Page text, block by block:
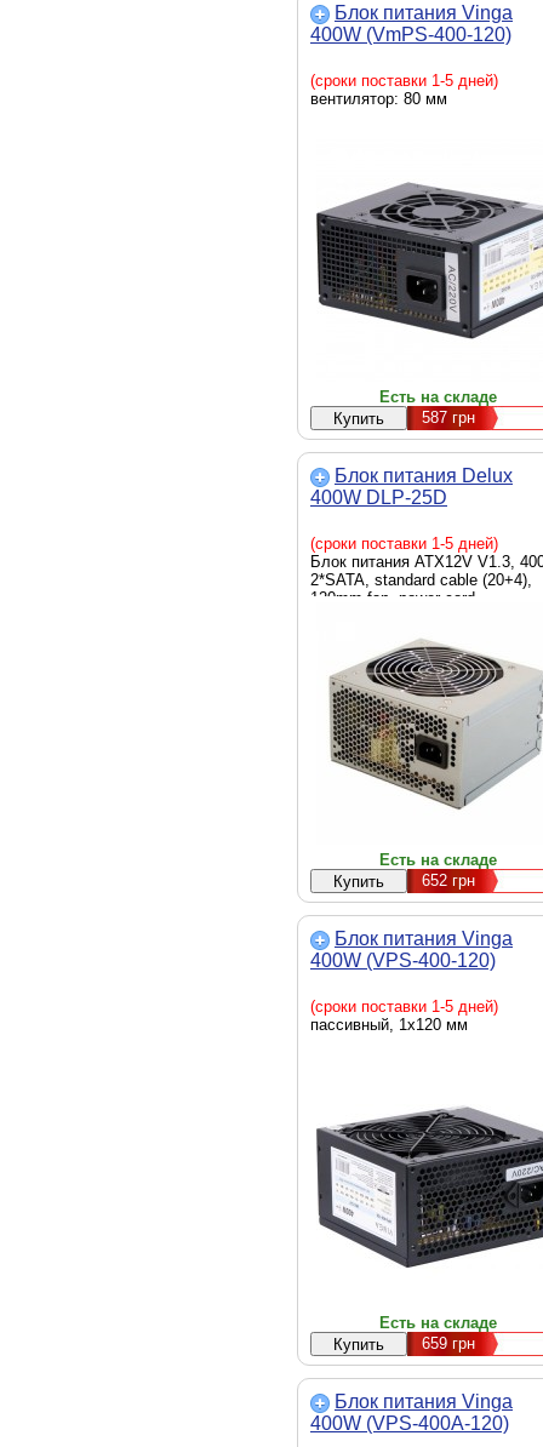
Блок питания Vinga
400W (VmPS-400-120)
(сроки поставки 1-5 дней)
вентилятор: 80 мм
Есть на складе
587грн
Блок питания Delux
400W DLP-25D
(сроки поставки 1-5 дней)
Блок питания ATX12V V1.3,
2*SATA, standard cable (20+4),
120mm fan, power cord
Есть на складе
652грн
Блок питания Vinga
400W (VPS-400-120)
(сроки поставки 1-5 дней)
пассивный, 1x120 мм
Есть на складе
659грн
Блок питания Vinga
400W (VPS-400A-120)